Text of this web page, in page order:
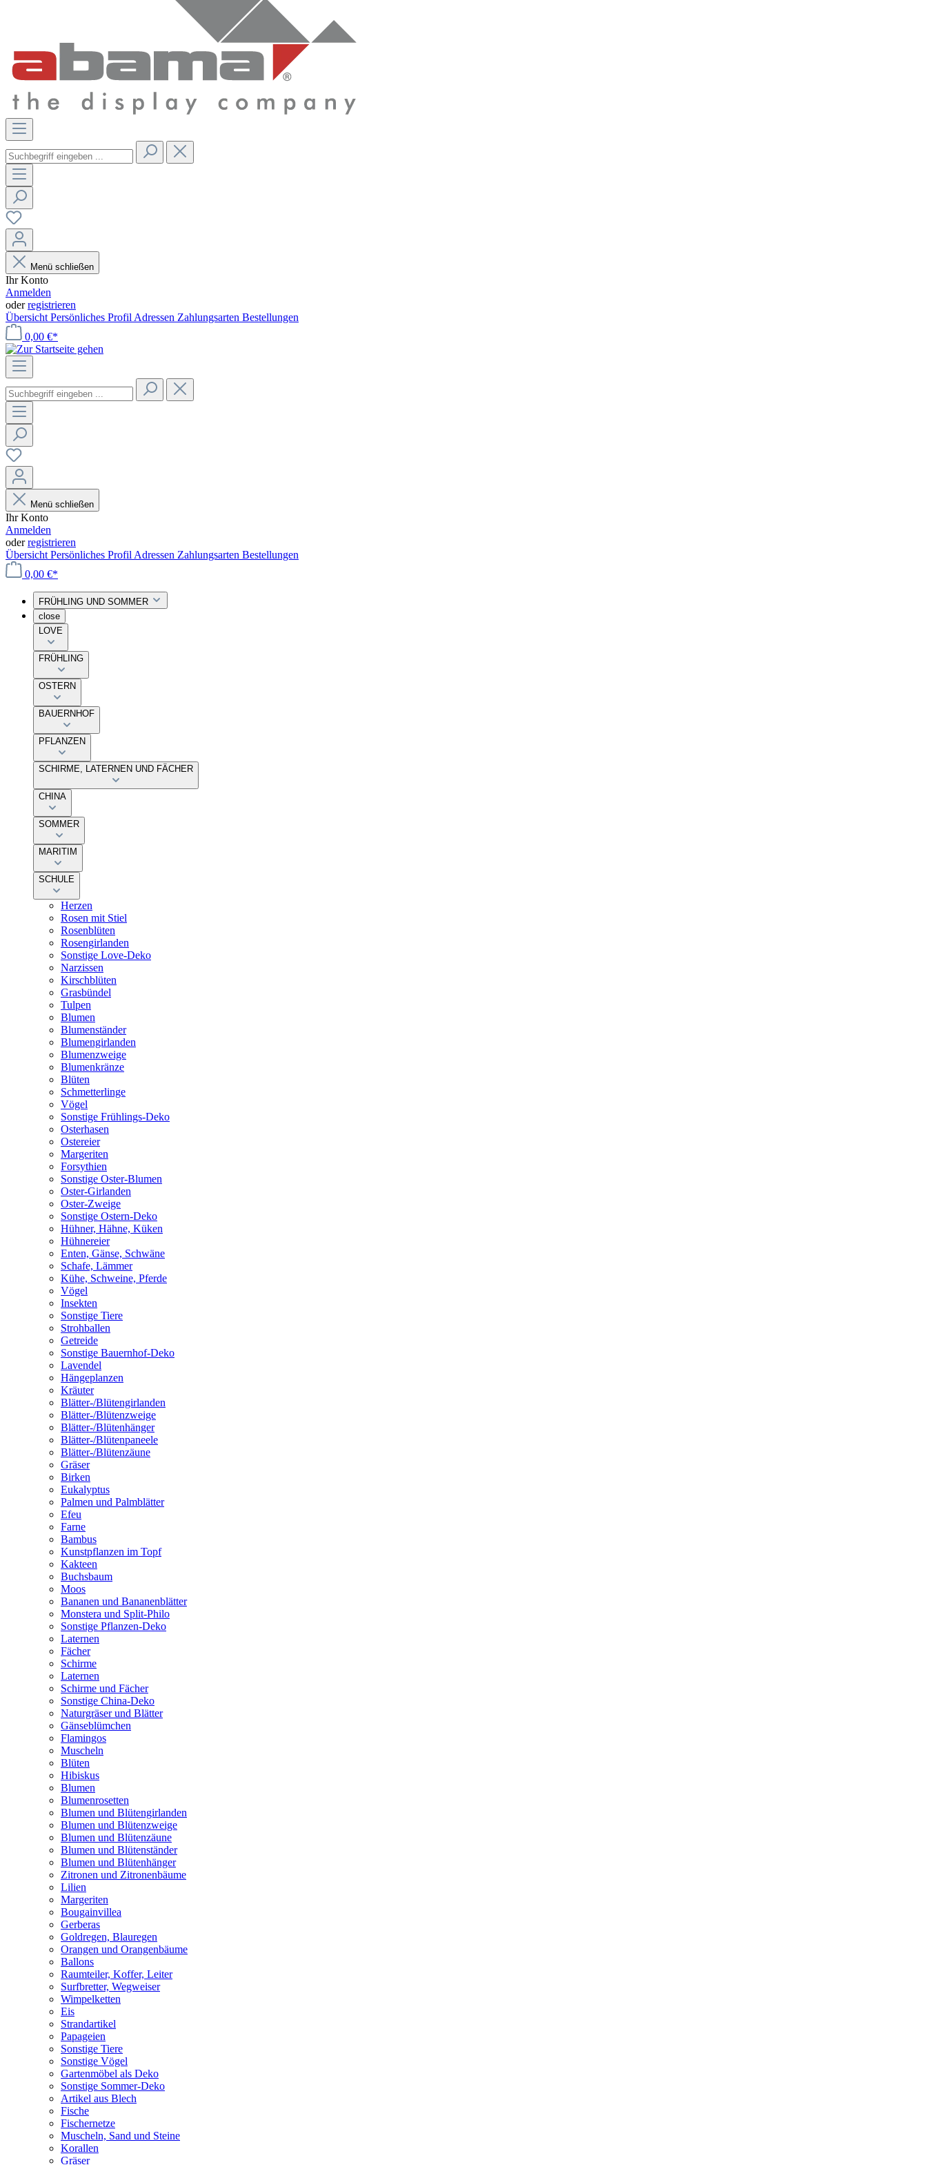
Menü schließen
Ihr Konto
Anmelden
oderregistrieren
Übersicht Persönliches Profil Adressen Zahlungsarten Bestellungen
0,00 €*
Menü schließen
Ihr Konto
Anmelden
oderregistrieren
Übersicht Persönliches Profil Adressen Zahlungsarten Bestellungen
0,00 €*
FRÜHLING UND SOMMER
close
LOVE
FRÜHLING
OSTERN
BAUERNHOF
PFLANZEN
SCHIRME, LATERNEN UND FÄCHER
CHINA
SOMMER
MARITIM
SCHULE
Herzen
Rosen mit Stiel
Rosenblüten
Rosengirlanden
Sonstige Love-Deko
Narzissen
Kirschblüten
Grasbündel
Tulpen
Blumen
Blumenständer
Blumengirlanden
Blumenzweige
Blumenkränze
Blüten
Schmetterlinge
Vögel
Sonstige Frühlings-Deko
Osterhasen
Ostereier
Margeriten
Forsythien
Sonstige Oster-Blumen
Oster-Girlanden
Oster-Zweige
Sonstige Ostern-Deko
Hühner, Hähne, Küken
Hühnereier
Enten, Gänse, Schwäne
Schafe, Lämmer
Kühe, Schweine, Pferde
Vögel
Insekten
Sonstige Tiere
Strohballen
Getreide
Sonstige Bauernhof-Deko
Lavendel
Hängeplanzen
Kräuter
Blätter-/Blütengirlanden
Blätter-/Blütenzweige
Blätter-/Blütenhänger
Blätter-/Blütenpaneele
Blätter-/Blütenzäune
Gräser
Birken
Eukalyptus
Palmen und Palmblätter
Efeu
Farne
Bambus
Kunstpflanzen im Topf
Kakteen
Buchsbaum
Moos
Bananen und Bananenblätter
Monstera und Split-Philo
Sonstige Pflanzen-Deko
Laternen
Fächer
Schirme
Laternen
Schirme und Fächer
Sonstige China-Deko
Naturgräser und Blätter
Gänseblümchen
Flamingos
Muscheln
Blüten
Hibiskus
Blumen
Blumenrosetten
Blumen und Blütengirlanden
Blumen und Blütenzweige
Blumen und Blütenzäune
Blumen und Blütenständer
Blumen und Blütenhänger
Zitronen und Zitronenbäume
Lilien
Margeriten
Bougainvillea
Gerberas
Goldregen, Blauregen
Orangen und Orangenbäume
Ballons
Raumteiler, Koffer, Leiter
Surfbretter, Wegweiser
Wimpelketten
Eis
Strandartikel
Papageien
Sonstige Tiere
Sonstige Vögel
Gartenmöbel als Deko
Sonstige Sommer-Deko
Artikel aus Blech
Fische
Fischernetze
Muscheln, Sand und Steine
Korallen
Gräser